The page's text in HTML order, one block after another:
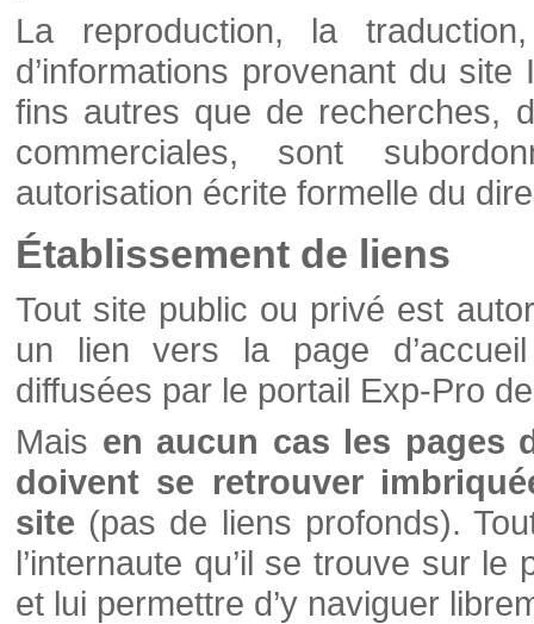
La reproduction, la
d’informations provenant du
fins autres que de recherches,
commerciales, sont
autorisation écrite formelle du
Établissement de liens
Tout site public ou privé est
un lien vers la page
diffusées par le portail Exp-Pro
Mais en aucun cas les pages
doivent se retrouver
site (pas de liens profonds).
l’internaute qu’il se trouve sur
et lui permettre d’y naviguer